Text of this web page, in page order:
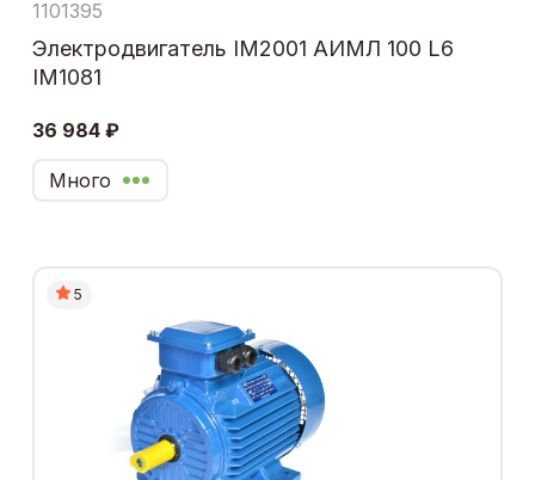
1101395
Электродвигатель IM2001 АИМЛ 100 L6
IM1081
36 984 ₽
Много
5